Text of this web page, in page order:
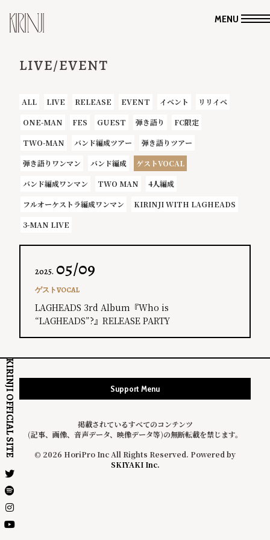
MENU
KIRINJI OFFICIAL SITE
LIVE/EVENT
ALL LIVE RELEASE EVENT イベント
リリイベ
ONE-MAN
FES GUEST 弾き語り
FC限定
TWO-MAN
バンド編成ツアー
弾き語りツアー
弾き語りワンマン
バンド編成
ゲストVOCAL
バンド編成ワンマン
TWO MAN
4人編成
フルオーケストラ編成ワンマン
KIRINJI WITH LAGHEADS
3-MAN LIVE
2025. 05/09
ゲストVOCAL
LAGHEADS 3rd Album『Who is
“LAGHEADS”?』RELEASE PARTY
Support Menu
掲載されているすべてのコンテンツ
(記事、画像、音声データ、映像データ等)の無断転載を禁じます。
© 2026 HoriPro Inc All Rights Reserved. Powered by
SKIYAKI Inc.